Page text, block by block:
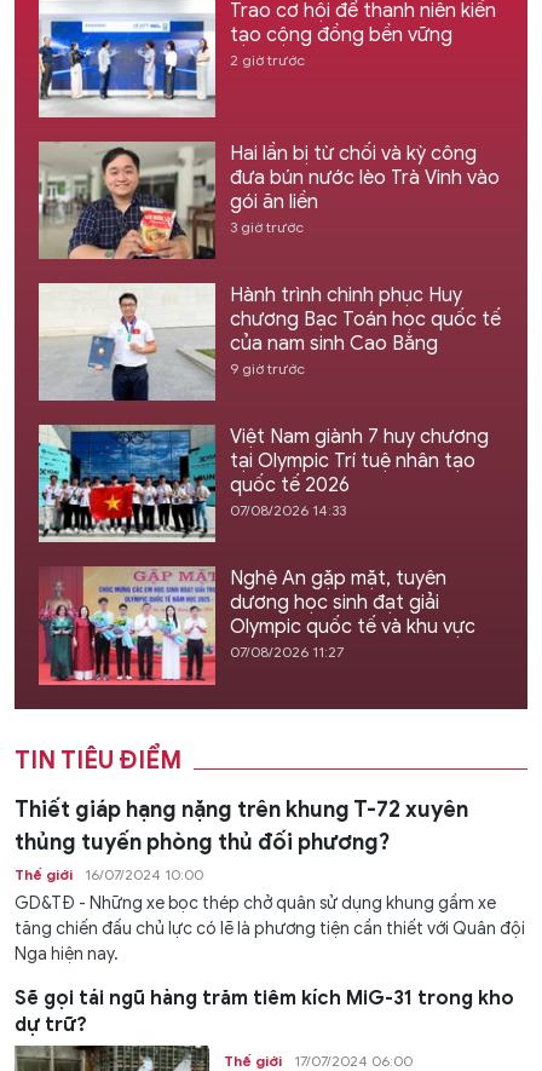
Trao cơ hội để thanh niên kiến
tạo cộng đồng bền vững
2 giờ trước
Hai lần bị từ chối và kỳ công
đưa bún nước lèo Trà Vinh vào
gói ăn liền
3 giờ trước
Hành trình chinh phục Huy
chương Bạc Toán học quốc tế
của nam sinh Cao Bằng
9 giờ trước
Việt Nam giành 7 huy chương
tại Olympic Trí tuệ nhân tạo
quốc tế 2026
07/08/2026 14:33
Nghệ An gặp mặt, tuyên
dương học sinh đạt giải
Olympic quốc tế và khu vực
07/08/2026 11:27
TIN TIÊU ĐIỂM
Thiết giáp hạng nặng trên khung T-72 xuyên
thủng tuyến phòng thủ đối phương?
Thế giới 16/07/2024 10:00
GD&TĐ - Những xe bọc thép chở quân sử dụng khung gầm xe
tăng chiến đấu chủ lực có lẽ là phương tiện cần thiết với Quân đội
Nga hiện nay.
Sẽ gọi tái ngũ hàng trăm tiêm kích MiG-31 trong kho
dự trữ?
Thế giới 17/07/2024 06:00